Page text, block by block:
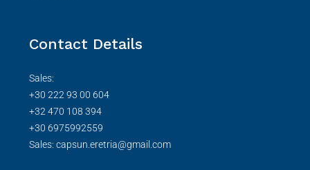
Contact Details
Sales:
+30 222 93 00 604
+32 470 108 394
+30 6975992559
Sales: capsun.eretria@gmail.com